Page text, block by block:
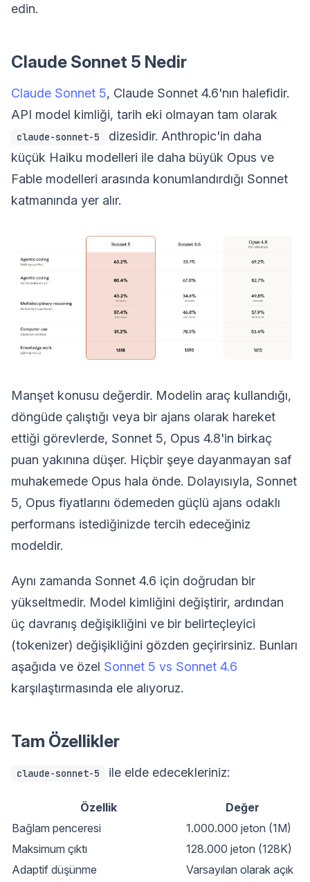
edin.
Claude Sonnet 5 Nedir
Claude Sonnet 5, Claude Sonnet 4.6'nın halefidir.
API model kimliği, tarih eki olmayan tam olarak
claude-sonnet-5
dizesidir. Anthropic'in daha
küçük Haiku modelleri ile daha büyük Opus ve
Fable modelleri arasında konumlandırdığı Sonnet
katmanında yer alır.
Manşet konusu değerdir. Modelin araç kullandığı,
döngüde çalıştığı veya bir ajans olarak hareket
ettiği görevlerde, Sonnet 5, Opus 4.8'in birkaç
puan yakınına düşer. Hiçbir şeye dayanmayan saf
muhakemede Opus hala önde. Dolayısıyla, Sonnet
5, Opus fiyatlarını ödemeden güçlü ajans odaklı
performans istediğinizde tercih edeceğiniz
modeldir.
Aynı zamanda Sonnet 4.6 için doğrudan bir
yükseltmedir. Model kimliğini değiştirir, ardından
üç davranış değişikliğini ve bir belirteçleyici
(tokenizer) değişikliğini gözden geçirirsiniz. Bunları
aşağıda ve özel Sonnet 5 vs Sonnet 4.6
karşılaştırmasında ele alıyoruz.
Tam Özellikler
claude-sonnet-5 ile elde edecekleriniz:
Özellik
Değer
Bağlam penceresi
1.000.000 jeton (1M)
Maksimum çıktı
128.000 jeton (128K)
Adaptif düşünme
Varsayılan olarak açık